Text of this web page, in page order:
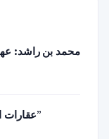
محمد بن راشد:
“عقارات الإمارات: رؤية مستقبلية تحت راية الاتحاد”